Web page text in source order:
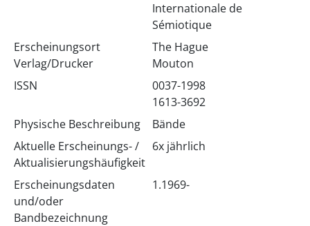
Internationale de
Sémiotique
Erscheinungsort
Verlag/Drucker
The Hague
Mouton
ISSN
0037-1998
1613-3692
Physische Beschreibung
Bände
Aktuelle Erscheinungs- /
Aktualisierungshäufigkeit
6x jährlich
Erscheinungsdaten
und/oder
Bandbezeichnung
1.1969-